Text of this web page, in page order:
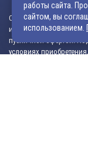
Обращаем ваше
информационный
публичной офертой.
условиях
работы сайта.
сайтом, вы
использованием.